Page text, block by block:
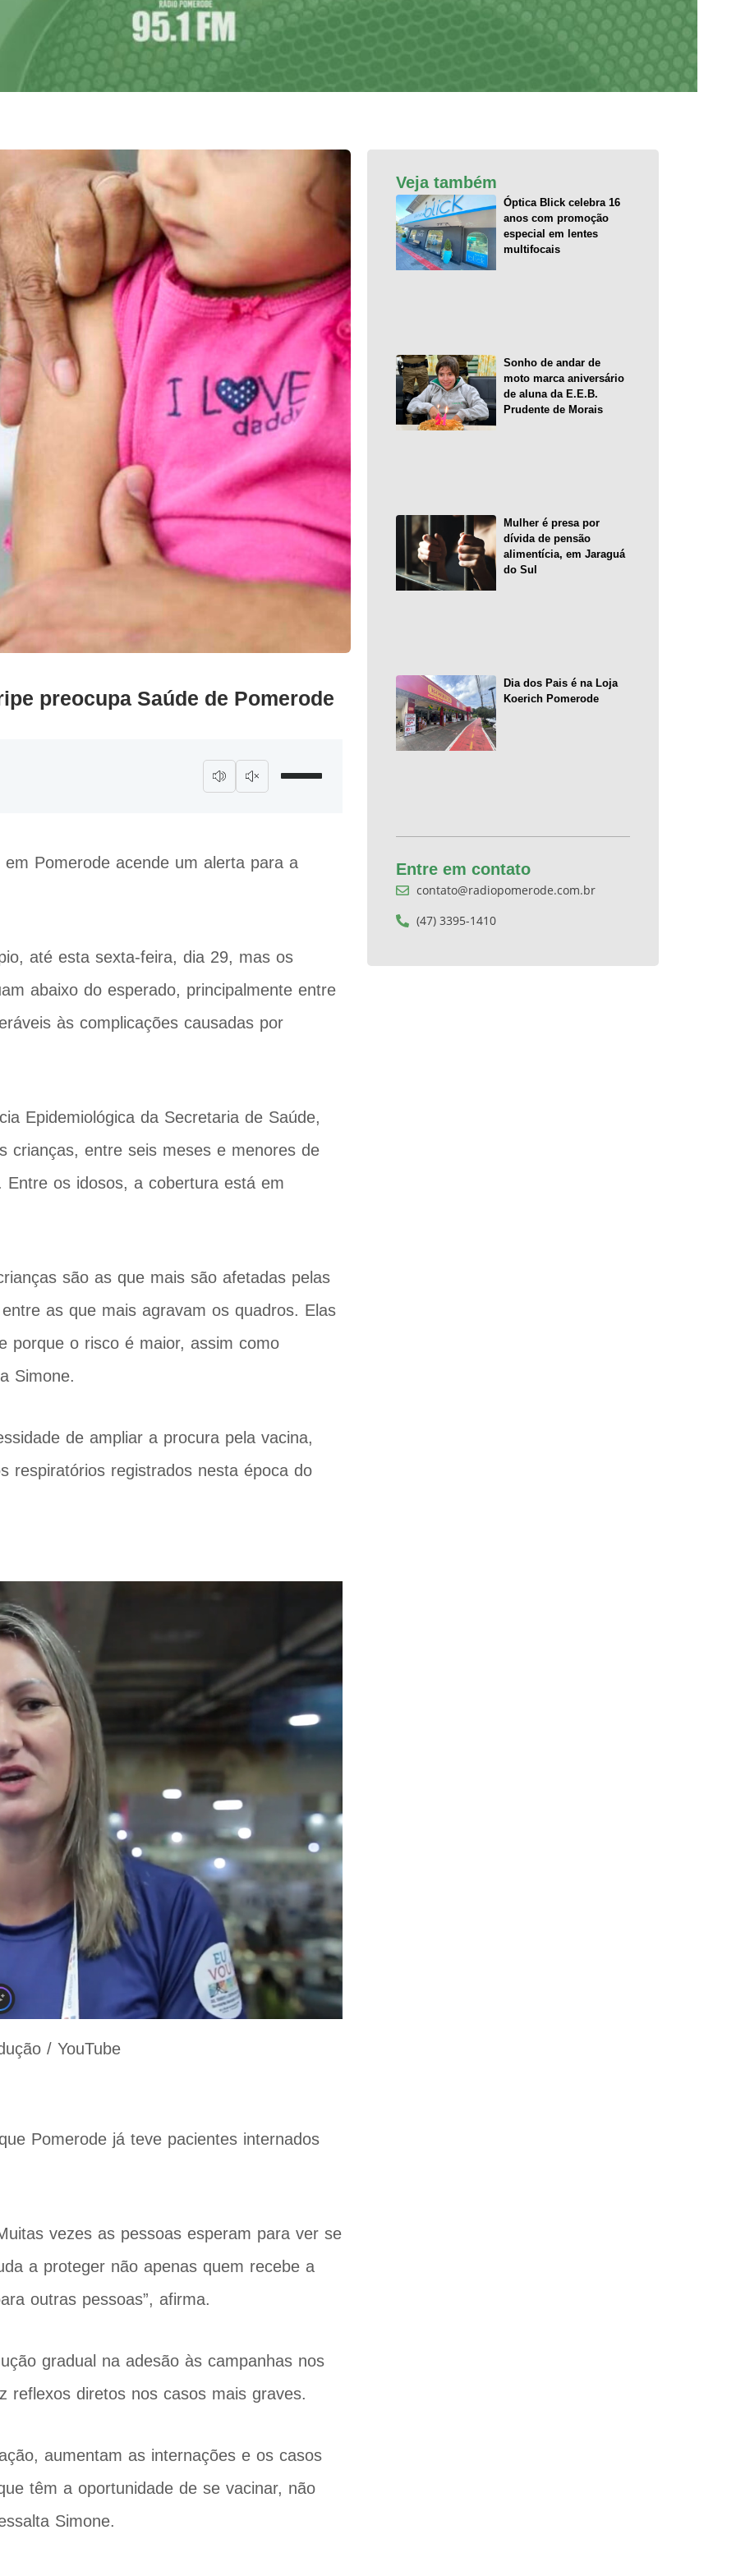
preocupa Saúde de Pomerode
Pomerode acende um alerta para a
até esta sexta-feira, dia 29, mas os
abaixo do esperado, principalmente entre
às complicações causadas por
Epidemiológica da Secretaria de Saúde,
crianças, entre seis meses e menores de
os idosos, a cobertura está em
são as que mais são afetadas pelas
as que mais agravam os quadros. Elas
porque o risco é maior, assim como
Simone.
de ampliar a procura pela vacina,
respiratórios registrados nesta época do
/ YouTube
Pomerode já teve pacientes internados
vezes as pessoas esperam para ver se
a proteger não apenas quem recebe a
outras pessoas”, afirma.
gradual na adesão às campanhas nos
reflexos diretos nos casos mais graves.
aumentam as internações e os casos
têm a oportunidade de se vacinar, não
Simone.
Veja também
Óptica Blick celebra 16
anos com promoção
especial em lentes
multifocais
Sonho de andar de
moto marca aniversário
de aluna da E.E.B.
Prudente de Morais
Mulher é presa por
dívida de pensão
alimentícia, em Jaraguá
do Sul
Dia dos Pais é na Loja
Koerich Pomerode
Entre em contato
contato@radiopomerode.com.br
(47) 3395-1410